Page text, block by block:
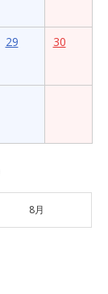
29 30
8月